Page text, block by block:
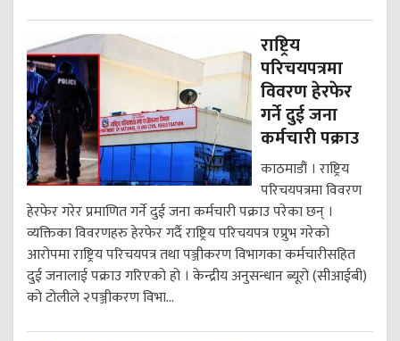
राष्ट्रिय
परिचयपत्रमा
विवरण हेरफेर
गर्ने दुई जना
कर्मचारी पक्राउ
काठमाडौं । राष्ट्रिय
परिचयपत्रमा विवरण
हेरफेर गरेर प्रमाणित गर्ने दुई जना कर्मचारी पक्राउ परेका छन् ।
व्यक्तिका विवरणहरु हेरफेर गर्दै राष्ट्रिय परिचयपत्र एप्रुभ गरेको
आरोपमा राष्ट्रिय परिचयपत्र तथा पञ्जीकरण विभागका कर्मचारीसहित
दुई जनालाई पक्राउ गरिएको हो । केन्द्रीय अनुसन्धान ब्यूरो (सीआईबी)
को टोलीले २पञ्जीकरण विभा...